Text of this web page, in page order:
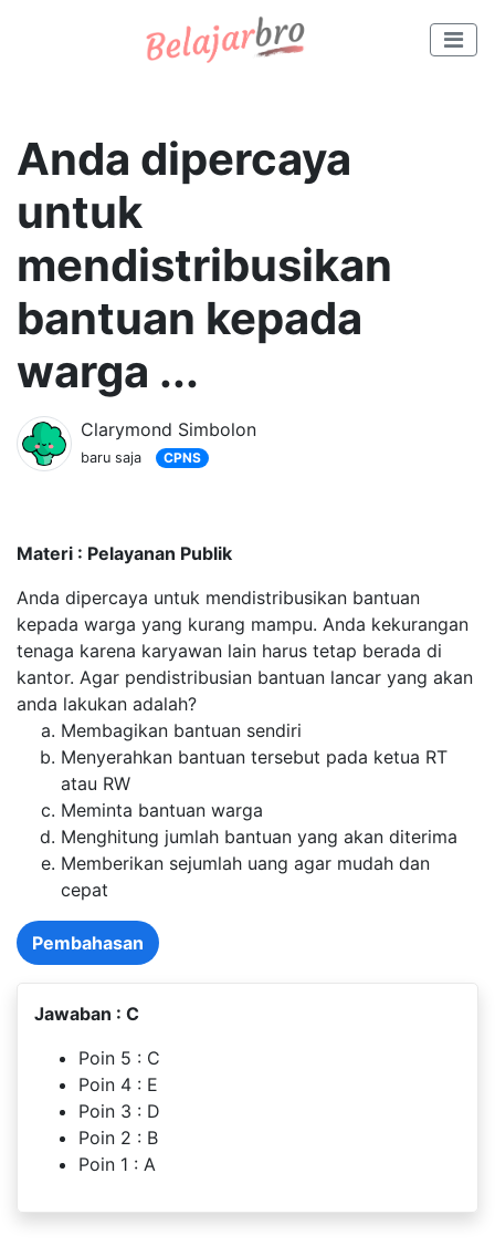
Anda dipercaya
untuk
mendistribusikan
bantuan kepada
warga ...
Clarymond Simbolon
baru saja CPNS
Materi : Pelayanan Publik
Anda dipercaya untuk mendistribusikan bantuan
kepada warga yang kurang mampu. Anda kekurangan
tenaga karena karyawan lain harus tetap berada di
kantor. Agar pendistribusian bantuan lancar yang akan
anda lakukan adalah?
Membagikan bantuan sendiri
Menyerahkan bantuan tersebut pada ketua RT
atau RW
Meminta bantuan warga
Menghitung jumlah bantuan yang akan diterima
Memberikan sejumlah uang agar mudah dan
cepat
Pembahasan
Jawaban : C
Poin 5 : C
Poin 4 : E
Poin 3 : D
Poin 2 : B
Poin 1 : A